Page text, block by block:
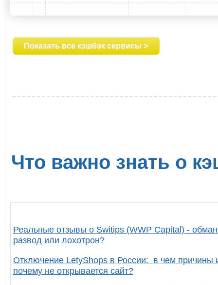
Показать все кэшбэк сервисы >
Что важно знать о
Реальные отзывы о Switips (WWP Capital) -
развод или лохотрон?
Отключение LetyShops в России: в чем причины
почему не открывается сайт?